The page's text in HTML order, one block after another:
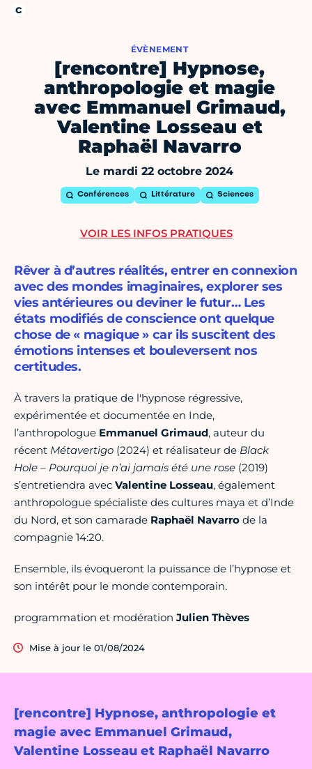
ÉVÈNEMENT
[rencontre] Hypnose,
anthropologie et magie
avec Emmanuel Grimaud,
Valentine Losseau et
Raphaël Navarro
Le mardi 22 octobre 2024
Conférences Littérature Sciences
[rencontre] Hypnose, anthropologie et
magie avec Emmanuel Grimaud,
Valentine Losseau et Raphaël Navarro
Rêver à d’autres réalités, entrer en connexion
avec des mondes imaginaires, explorer ses
vies antérieures ou deviner le futur… Les
états modifiés de conscience ont quelque
chose de « magique » car ils suscitent des
émotions intenses et bouleversent nos
certitudes.
À travers la pratique de l'hypnose régressive,
expérimentée et documentée en Inde,
l’anthropologue Emmanuel Grimaud, auteur du
récent Métavertigo (2024) et réalisateur de Black
Hole – Pourquoi je n’ai jamais été une rose (2019)
s’entretiendra avec Valentine Losseau, également
anthropologue spécialiste des cultures maya et d’Inde
du Nord, et son camarade Raphaël Navarro de la
compagnie 14:20.
Ensemble, ils évoqueront la puissance de l’hypnose et
son intérêt pour le monde contemporain.
programmation et modération Julien Thèves
Mise à jour le 01/08/2024
VOIR LES INFOS PRATIQUES